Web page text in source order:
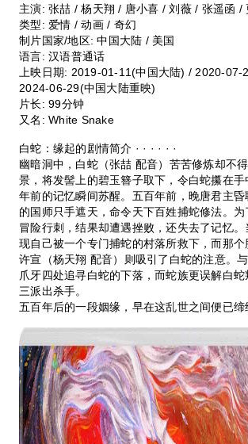
主演: 张喆 / 杨天翔 / 唐小喜 / 刘薇 / 张遥函 /
类型: 爱情 / 动画 / 奇幻
制片国家/地区: 中国大陆 / 美国
语言: 汉语普通话
上映日期: 2019-01-11(中国大陆) / 2020-07-
2024-06-29(中国大陆重映)
片长: 99分钟
又名: White Snake
白蛇：缘起的剧情简介 · · · · · ·
幽暗洞中，白蛇（张喆 配音）苦苦修炼却不
景，将发髻上的碧玉簪子取下，令白蛇攥在
年前的记忆瞬间苏醒。五百年前，晚唐君主
的国师只手遮天，命令天下百姓捕蛇修法。
冒险行刺，结果却遭遇挫败，还失去了记忆
现自己被一个专门捕蛇的村落所救下，而那
许宣（杨天翔 配音）则吸引了白蛇的注意。
爪牙四处追寻白蛇的下落，而蛇族更误解白
三派出杀手。
五百年后的一段姻缘，早在这乱世之间便已缔